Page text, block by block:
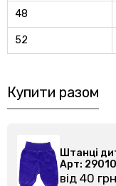
48
52
Купити разом
Штанці
Арт:
від 40 грн